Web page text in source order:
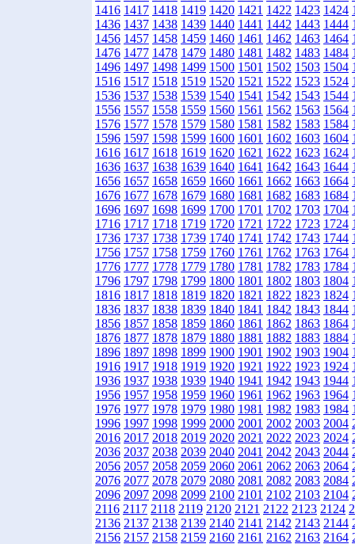
1416 1417 1418 1419 1420 1421 1422 1423 1424
1436 1437 1438 1439 1440 1441 1442 1443 1444
1456 1457 1458 1459 1460 1461 1462 1463 1464
1476 1477 1478 1479 1480 1481 1482 1483 1484
1496 1497 1498 1499 1500 1501 1502 1503 1504
1516 1517 1518 1519 1520 1521 1522 1523 1524
1536 1537 1538 1539 1540 1541 1542 1543 1544
1556 1557 1558 1559 1560 1561 1562 1563 1564
1576 1577 1578 1579 1580 1581 1582 1583 1584
1596 1597 1598 1599 1600 1601 1602 1603 1604
1616 1617 1618 1619 1620 1621 1622 1623 1624
1636 1637 1638 1639 1640 1641 1642 1643 1644
1656 1657 1658 1659 1660 1661 1662 1663 1664
1676 1677 1678 1679 1680 1681 1682 1683 1684
1696 1697 1698 1699 1700 1701 1702 1703 1704
1716 1717 1718 1719 1720 1721 1722 1723 1724
1736 1737 1738 1739 1740 1741 1742 1743 1744
1756 1757 1758 1759 1760 1761 1762 1763 1764
1776 1777 1778 1779 1780 1781 1782 1783 1784
1796 1797 1798 1799 1800 1801 1802 1803 1804
1816 1817 1818 1819 1820 1821 1822 1823 1824
1836 1837 1838 1839 1840 1841 1842 1843 1844
1856 1857 1858 1859 1860 1861 1862 1863 1864
1876 1877 1878 1879 1880 1881 1882 1883 1884
1896 1897 1898 1899 1900 1901 1902 1903 1904
1916 1917 1918 1919 1920 1921 1922 1923 1924
1936 1937 1938 1939 1940 1941 1942 1943 1944
1956 1957 1958 1959 1960 1961 1962 1963 1964
1976 1977 1978 1979 1980 1981 1982 1983 1984
1996 1997 1998 1999 2000 2001 2002 2003 2004
2016 2017 2018 2019 2020 2021 2022 2023 2024
2036 2037 2038 2039 2040 2041 2042 2043 2044
2056 2057 2058 2059 2060 2061 2062 2063 2064
2076 2077 2078 2079 2080 2081 2082 2083 2084
2096 2097 2098 2099 2100 2101 2102 2103 2104
2116 2117 2118 2119 2120 2121 2122 2123 2124
2136 2137 2138 2139 2140 2141 2142 2143 2144
2156 2157 2158 2159 2160 2161 2162 2163 2164